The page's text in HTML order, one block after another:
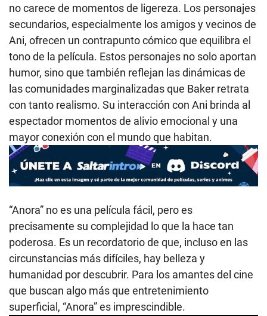
no carece de momentos de ligereza. Los personajes
secundarios, especialmente los amigos y vecinos de
Ani, ofrecen un contrapunto cómico que equilibra el
tono de la película. Estos personajes no solo aportan
humor, sino que también reflejan las dinámicas de
las comunidades marginalizadas que Baker retrata
con tanto realismo. Su interacción con Ani brinda al
espectador momentos de alivio emocional y una
mayor conexión con el mundo que habitan.
“Anora” no es una película fácil, pero es
precisamente su complejidad lo que la hace tan
poderosa. Es un recordatorio de que, incluso en las
circunstancias más difíciles, hay belleza y
humanidad por descubrir. Para los amantes del cine
que buscan algo más que entretenimiento
superficial, “Anora” es imprescindible.